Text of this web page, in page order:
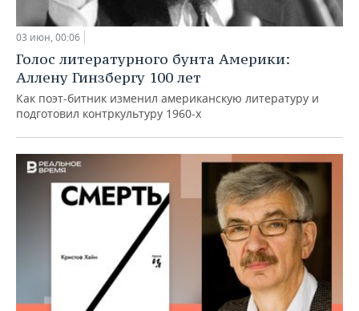
03 июн, 00:06
Голос литературного бунта Америки:
Аллену Гинзбергу 100 лет
Как поэт-битник изменил американскую литературу и
подготовил контркультуру 1960-х